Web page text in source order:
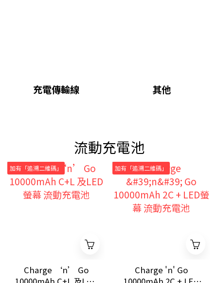
充電傳輸線 其他
流動充電池
加有「追溯二維碼」
Charge ‘n’ Go
加有「追溯二維碼」
Charge 'n' Go